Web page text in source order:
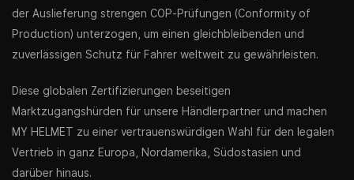
der Auslieferung strengen COP-Prüfungen (Conformity of
Production) unterzogen, um einen gleichbleibenden und
zuverlässigen Schutz für Fahrer weltweit zu gewährleisten.
Diese globalen Zertifizierungen beseitigen
Marktzugangshürden für unsere Händlerpartner und machen
MY HELMET zu einer vertrauenswürdigen Wahl für den legalen
Vertrieb in ganz Europa, Nordamerika, Südostasien und
darüber hinaus.